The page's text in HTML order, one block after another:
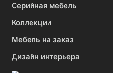
Серийная мебель
Коллекции
Мебель на заказ
Дизайн интерьера